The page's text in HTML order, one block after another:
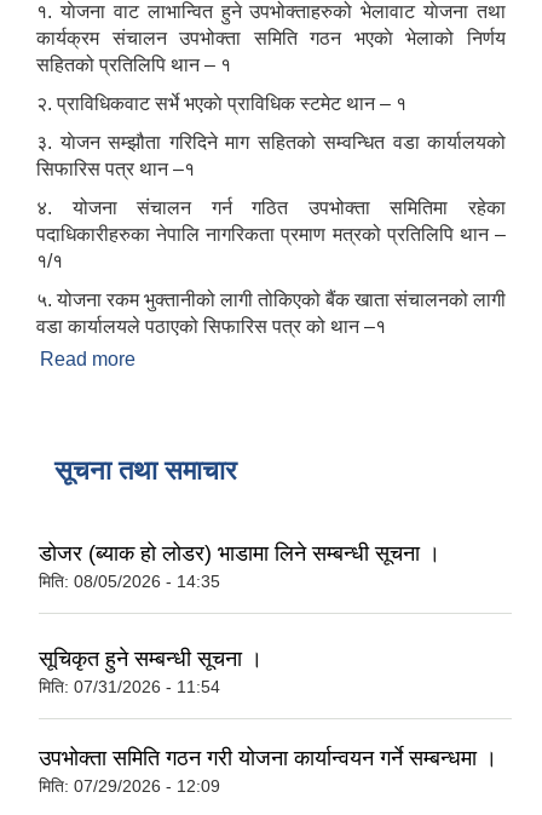
१. याेजना वाट लाभान्वित हुने उपभोक्ताहरुको भेलावाट याेजना तथा
कार्यक्रम संचालन उपभोक्ता समिति गठन भएकाे भेलाको निर्णय
सहितको प्रतिलिपि थान – १
२. प्राविधिकवाट सर्भे भएकाे प्राविधिक स्टमेट थान – १
३. याेजन सम्झौता गरिदिने माग सहितको सम्वन्धित वडा कार्यालयको
सिफारिस पत्र थान –१
४. योजना संचालन गर्न गठित उपभोक्ता समितिमा रहेका
पदाधिकारीहरुका नेपालि नागरिकता प्रमाण मत्रको प्रतिलिपि थान –
१/१
५. योजना रकम भुक्तानीको लागी तोकिएको बैंक खाता संचालनको लागी
वडा कार्यालयले पठाएको सिफारिस पत्र को थान –१
Read more
सूचना तथा समाचार
डोजर (ब्याक हो लोडर) भाडामा लिने सम्बन्धी सूचना ।
मिति: 08/05/2026 - 14:35
सूचिकृत हुने सम्बन्धी सूचना ।
मिति: 07/31/2026 - 11:54
उपभोक्ता समिति गठन गरी योजना कार्यान्वयन गर्ने सम्बन्धमा ।
मिति: 07/29/2026 - 12:09